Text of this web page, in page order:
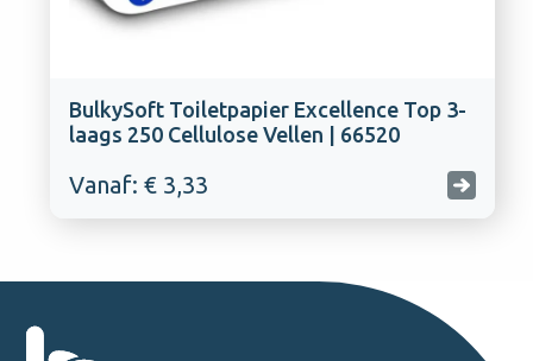
BulkySoft Toiletpapier Excellence Top 3-
laags 250 Cellulose Vellen | 66520
Vanaf: € 3,33